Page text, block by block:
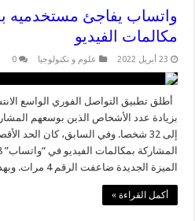
واتساب يفاجئ مستخدميه
مكالمات الفيديو
23 أبريل 2022 علوم و تكنولوجيا 0
أطلق تطبيق التواصل الفوري الواسع
بزيادة عدد الأشخاص الذين بوسعهم
إلى 32 شخصا. وفي السابق، كان الحد
الميزة الجديدة ضاعفت الرقم 4 مرات. وبهذا ...
أكمل القراءة »